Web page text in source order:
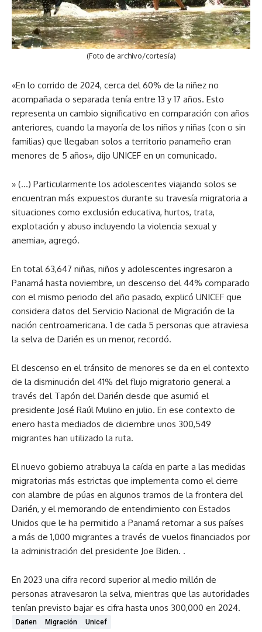
(Foto de archivo/cortesía)
«En lo corrido de 2024, cerca del 60% de la niñez no
acompañada o separada tenía entre 13 y 17 años. Esto
representa un cambio significativo en comparación con años
anteriores, cuando la mayoría de los niños y niñas (con o sin
familias) que llegaban solos a territorio panameño eran
menores de 5 años», dijo UNICEF en un comunicado.
» (…) Particularmente los adolescentes viajando solos se
encuentran más expuestos durante su travesía migratoria a
situaciones como exclusión educativa, hurtos, trata,
explotación y abuso incluyendo la violencia sexual y
anemia», agregó.
En total 63,647 niñas, niños y adolescentes ingresaron a
Panamá hasta noviembre, un descenso del 44% comparado
con el mismo periodo del año pasado, explicó UNICEF que
considera datos del Servicio Nacional de Migración de la
nación centroamericana. 1 de cada 5 personas que atraviesa
la selva de Darién es un menor, recordó.
El descenso en el tránsito de menores se da en el contexto
de la disminución del 41% del flujo migratorio general a
través del Tapón del Darién desde que asumió el
presidente José Raúl Mulino en julio. En ese contexto de
enero hasta mediados de diciembre unos 300,549
migrantes han utilizado la ruta.
El nuevo gobierno atrabuya la caída en parte a las medidas
migratorias más estrictas que implementa como el cierre
con alambre de púas en algunos tramos de la frontera del
Darién, y el memorando de entendimiento con Estados
Unidos que le ha permitido a Panamá retornar a sus países
a más de 1,000 migrantes a través de vuelos financiados por
la administración del presidente Joe Biden. .
En 2023 una cifra record superior al medio millón de
personas atravesaron la selva, mientras que las autoridades
tenían previsto bajar es cifra hasta unos 300,000 en 2024.
Darien Migración Unicef